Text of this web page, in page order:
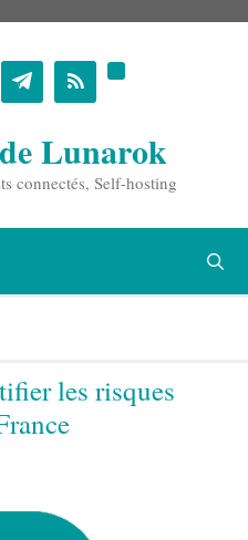
Lunarok
connectés, Self-hosting
les risques